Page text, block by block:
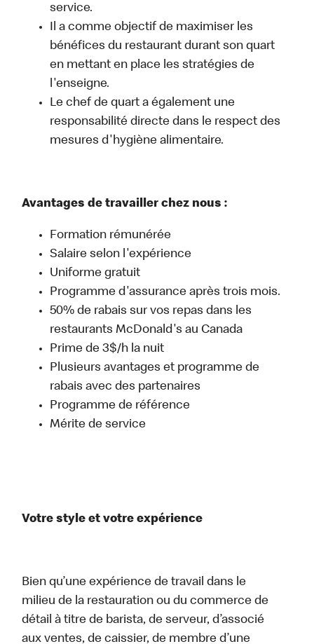
service.
Il a comme objectif de maximiser les
bénéfices du restaurant durant son quart
en mettant en place les stratégies de
l'enseigne.
Le chef de quart a également une
responsabilité directe dans le respect des
mesures d'hygiène alimentaire.
Avantages de travailler chez nous :
Formation rémunérée
Salaire selon l'expérience
Uniforme gratuit
Programme d'assurance après trois mois.
50% de rabais sur vos repas dans les
restaurants McDonald's au Canada
Prime de 3$/h la nuit
Plusieurs avantages et programme de
rabais avec des partenaires
Programme de référence
Mérite de service
Votre style et votre expérience
Bien qu’une expérience de travail dans le
milieu de la restauration ou du commerce de
détail à titre de barista, de serveur, d’associé
aux ventes, de caissier, de membre d’une